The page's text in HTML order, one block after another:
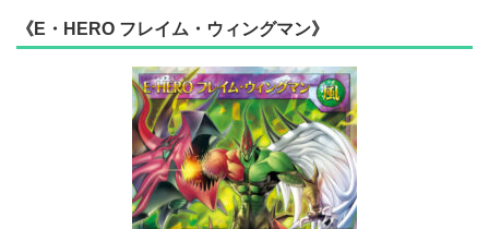
《E・HERO フレイム・ウィングマン》